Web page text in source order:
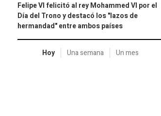
Felipe VI felicitó al rey Mohammed VI por el
Día del Trono y destacó los "lazos de
hermandad" entre ambos países
Hoy Una semana Un mes